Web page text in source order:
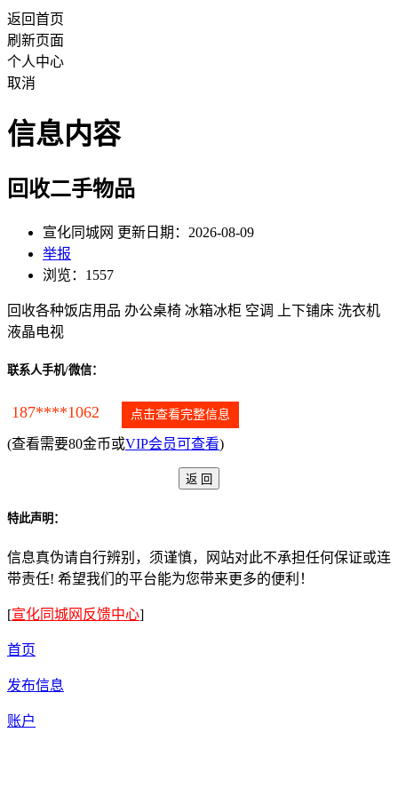
返回首页
刷新页面
个人中心
取消
信息内容
回收二手物品
宣化同城网 更新日期：2026-08-09
举报
浏览：1557
回收各种饭店用品 办公桌椅 冰箱冰柜 空调 上下铺床 洗衣机
液晶电视
联系人手机/微信：
187****1062 点击查看完整信息
(查看需要80金币或VIP会员可查看)
特此声明：
信息真伪请自行辨别，须谨慎，网站对此不承担任何保证或连
带责任! 希望我们的平台能为您带来更多的便利！
[宣化同城网反馈中心]
首页
发布信息
账户